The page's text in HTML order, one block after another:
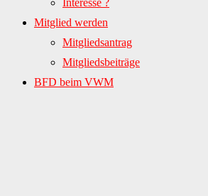
Interesse ?
Mitglied werden
Mitgliedsantrag
Mitgliedsbeiträge
BFD beim VWM